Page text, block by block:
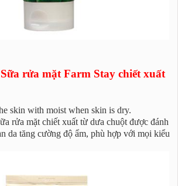
rửa mặt Farm Stay chiết xuất
skin with moist when skin is dry.
rửa mặt chiết xuất từ dưa chuột được đánh
da tăng cường độ ẩm, phù hợp với mọi kiểu